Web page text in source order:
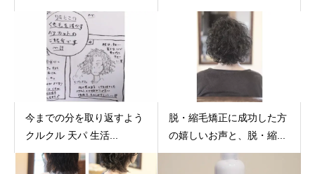
今までの分を取り返すよう
クルクル 天パ 生活...
脱・縮毛矯正に成功した方
の嬉しいお声と、脱・縮...